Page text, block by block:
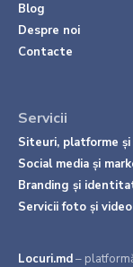
Blog
Despre noi
Contacte
Servicii
Siteuri, platforme și
Social media și
Branding și
Servicii foto și video
Locuri.md–